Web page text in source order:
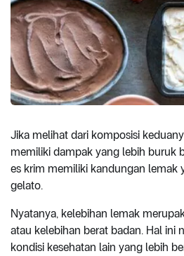
Jika melihat dari komposisi
memiliki dampak yang lebih buruk
es krim memiliki kandungan lemak
gelato.
Nyatanya, kelebihan lemak
atau kelebihan berat badan. Hal ini
kondisi kesehatan lain yang lebih